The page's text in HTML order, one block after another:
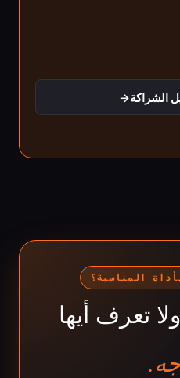
الشراكة→
المناسبة؟
تعرف أيها